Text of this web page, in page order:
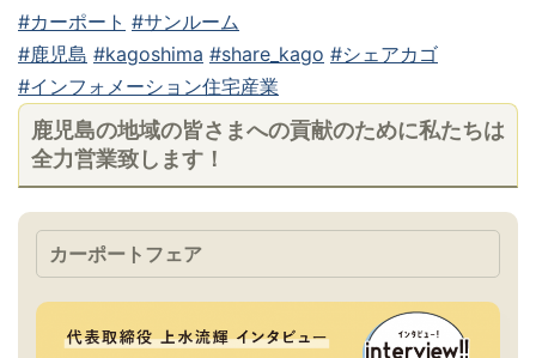
#カーポート #サンルーム
#鹿児島 #kagoshima #share_kago #シェアカゴ
#インフォメーション住宅産業
鹿児島の地域の皆さまへの貢献のために私たちは
全力営業致します！
カーポートフェア